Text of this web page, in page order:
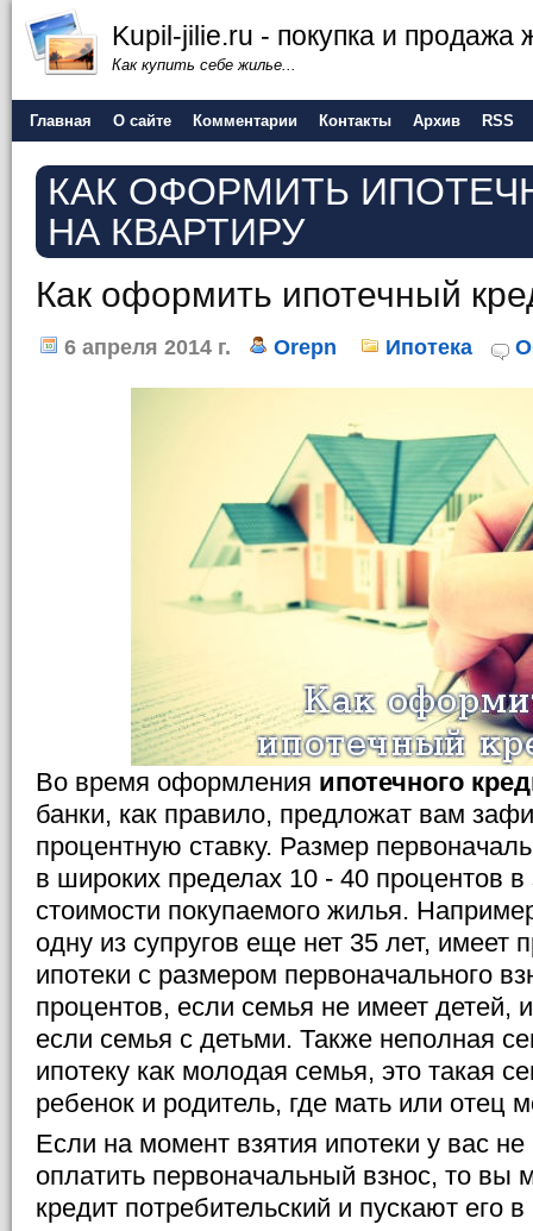
Kupil-jilie.ru - покупка и продажа
Как купить себе жилье...
Главная О сайте Комментарии Контакты Архив RSS
КАК ОФОРМИТЬ
НА КВАРТИРУ
Как оформить ипотечный
6 апреля 2014 г. Orepn Ипотека
Во время оформления ипотечного
банки, как правило, предложат вам
процентную ставку. Размер
в широких пределах 10 - 40 процентов в
стоимости покупаемого жилья.
одну из супругов еще нет 35 лет, имеет
ипотеки с размером первоначального
процентов, если семья не имеет детей,
если семья с детьми. Также неполная
ипотеку как молодая семья, это такая
ребенок и родитель, где мать или отец
Если на момент взятия ипотеки у вас
оплатить первоначальный взнос, то вы
кредит потребительский и пускают его в